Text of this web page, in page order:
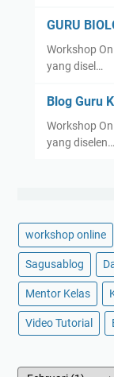
GURU
Workshop
yang disel…
Blog Guru
Workshop
yang diselen…
workshop online
Sagusablog
Mentor Kelas
Video Tutorial